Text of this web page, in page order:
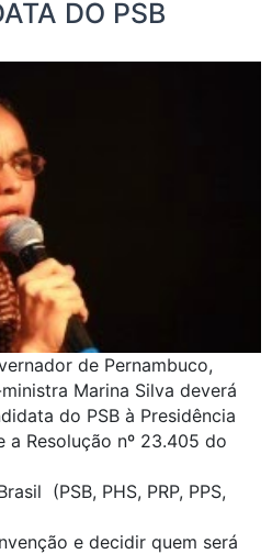
DO PSB
de Pernambuco,
Marina Silva deverá
do PSB à Presidência
a Resolução nº 23.405 do
(PSB, PHS, PRP, PPS,
e decidir quem será